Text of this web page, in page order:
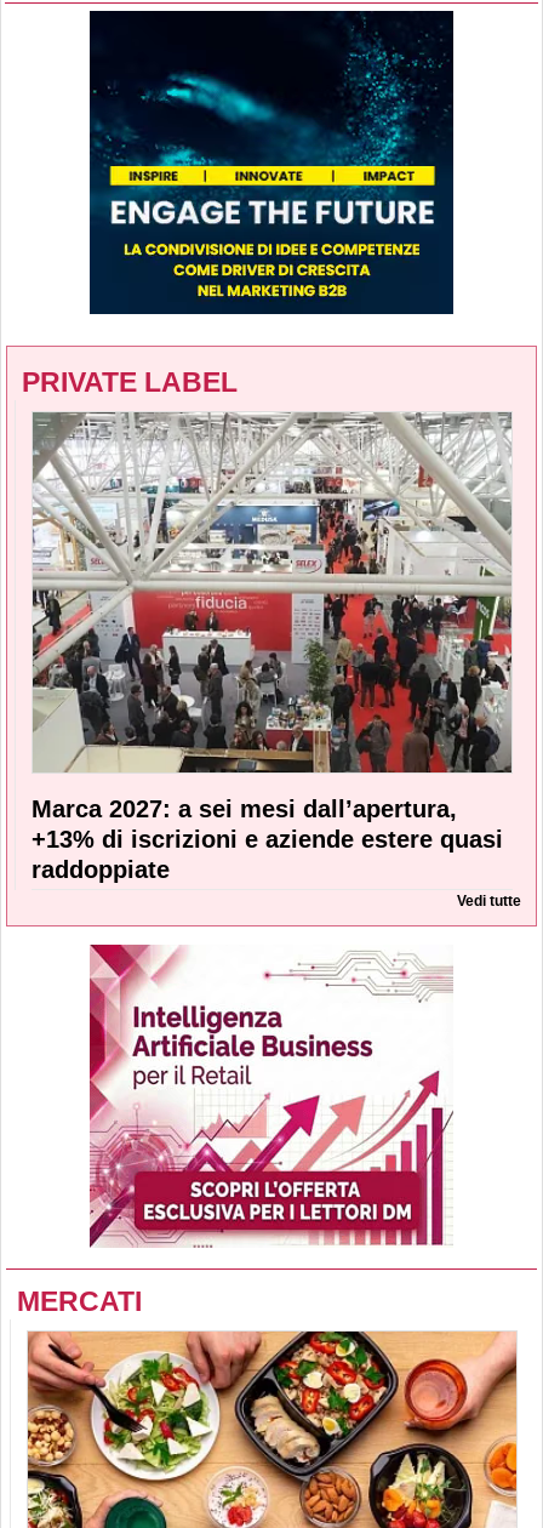
PRIVATE LABEL
Marca 2027: a sei mesi dall’apertura,
+13% di iscrizioni e aziende estere quasi
raddoppiate
Vedi tutte
MERCATI